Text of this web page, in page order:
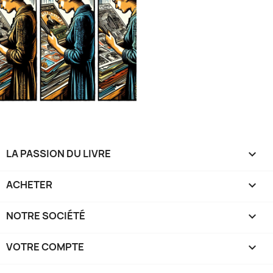
LA PASSION DU LIVRE 
ACHETER 
NOTRE SOCIÉTÉ 
VOTRE COMPTE 